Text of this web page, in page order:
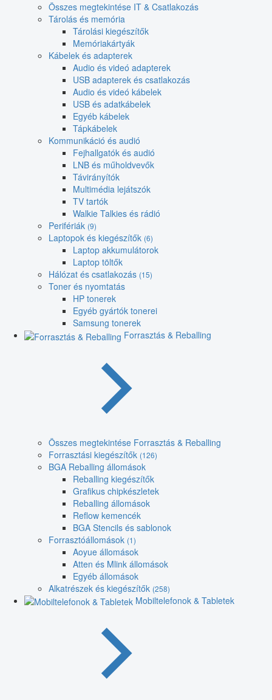
Összes megtekintése IT & Csatlakozás
Tárolás és memória
Tárolási kiegészítők
Memóriakártyák
Kábelek és adapterek
Audio és videó adapterek
USB adapterek és csatlakozás
Audio és videó kábelek
USB és adatkábelek
Egyéb kábelek
Tápkábelek
Kommunikáció és audió
Fejhallgatók és audió
LNB és műholdvevők
Távirányítók
Multimédia lejátszók
TV tartók
Walkie Talkies és rádió
Perifériák (9)
Laptopok és kiegészítők (6)
Laptop akkumulátorok
Laptop töltők
Hálózat és csatlakozás (15)
Toner és nyomtatás
HP tonerek
Egyéb gyártók tonerei
Samsung tonerek
Forrasztás & Reballing
Összes megtekintése Forrasztás & Reballing
Forrasztási kiegészítők (126)
BGA Reballing állomások
Reballing kiegészítők
Grafikus chipkészletek
Reballing állomások
Reflow kemencék
BGA Stencils és sablonok
Forrasztóállomások (1)
Aoyue állomások
Atten és Mlink állomások
Egyéb állomások
Alkatrészek és kiegészítők (258)
Mobiltelefonok & Tabletek